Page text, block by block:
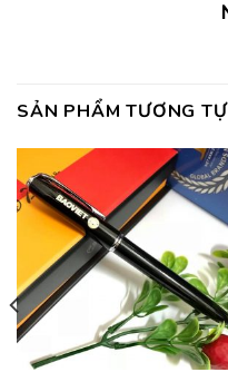
SẢN PHẨM TƯƠNG TỰ